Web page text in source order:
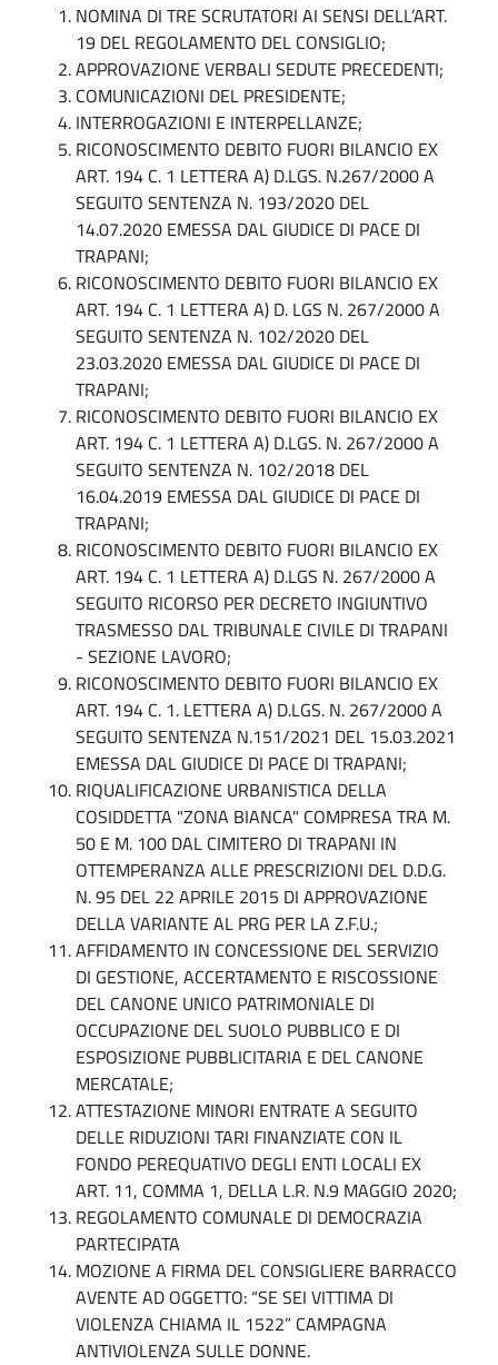
NOMINA DI TRE SCRUTATORI AI SENSI DELL’ART.
19 DEL REGOLAMENTO DEL CONSIGLIO;
APPROVAZIONE VERBALI SEDUTE PRECEDENTI;
COMUNICAZIONI DEL PRESIDENTE;
INTERROGAZIONI E INTERPELLANZE;
RICONOSCIMENTO DEBITO FUORI BILANCIO EX
ART. 194 C. 1 LETTERA A) D.LGS. N.267/2000 A
SEGUITO SENTENZA N. 193/2020 DEL
14.07.2020 EMESSA DAL GIUDICE DI PACE DI
TRAPANI;
RICONOSCIMENTO DEBITO FUORI BILANCIO EX
ART. 194 C. 1 LETTERA A) D. LGS N. 267/2000 A
SEGUITO SENTENZA N. 102/2020 DEL
23.03.2020 EMESSA DAL GIUDICE DI PACE DI
TRAPANI;
RICONOSCIMENTO DEBITO FUORI BILANCIO EX
ART. 194 C. 1 LETTERA A) D.LGS. N. 267/2000 A
SEGUITO SENTENZA N. 102/2018 DEL
16.04.2019 EMESSA DAL GIUDICE DI PACE DI
TRAPANI;
RICONOSCIMENTO DEBITO FUORI BILANCIO EX
ART. 194 C. 1 LETTERA A) D.LGS N. 267/2000 A
SEGUITO RICORSO PER DECRETO INGIUNTIVO
TRASMESSO DAL TRIBUNALE CIVILE DI TRAPANI
- SEZIONE LAVORO;
RICONOSCIMENTO DEBITO FUORI BILANCIO EX
ART. 194 C. 1. LETTERA A) D.LGS. N. 267/2000 A
SEGUITO SENTENZA N.151/2021 DEL 15.03.2021
EMESSA DAL GIUDICE DI PACE DI TRAPANI;
RIQUALIFICAZIONE URBANISTICA DELLA
COSIDDETTA "ZONA BIANCA" COMPRESA TRA M.
50 E M. 100 DAL CIMITERO DI TRAPANI IN
OTTEMPERANZA ALLE PRESCRIZIONI DEL D.D.G.
N. 95 DEL 22 APRILE 2015 DI APPROVAZIONE
DELLA VARIANTE AL PRG PER LA Z.F.U.;
AFFIDAMENTO IN CONCESSIONE DEL SERVIZIO
DI GESTIONE, ACCERTAMENTO E RISCOSSIONE
DEL CANONE UNICO PATRIMONIALE DI
OCCUPAZIONE DEL SUOLO PUBBLICO E DI
ESPOSIZIONE PUBBLICITARIA E DEL CANONE
MERCATALE;
ATTESTAZIONE MINORI ENTRATE A SEGUITO
DELLE RIDUZIONI TARI FINANZIATE CON IL
FONDO PEREQUATIVO DEGLI ENTI LOCALI EX
ART. 11, COMMA 1, DELLA L.R. N.9 MAGGIO 2020;
REGOLAMENTO COMUNALE DI DEMOCRAZIA
PARTECIPATA
MOZIONE A FIRMA DEL CONSIGLIERE BARRACCO
AVENTE AD OGGETTO: “SE SEI VITTIMA DI
VIOLENZA CHIAMA IL 1522” CAMPAGNA
ANTIVIOLENZA SULLE DONNE.